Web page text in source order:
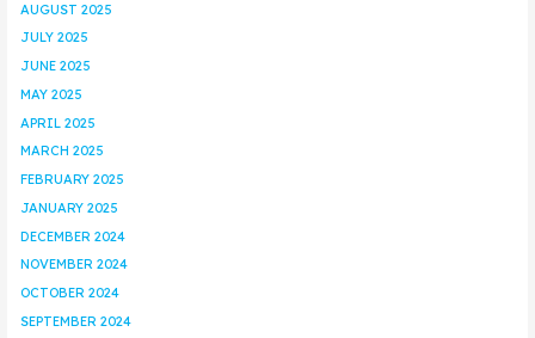
AUGUST 2025
JULY 2025
JUNE 2025
MAY 2025
APRIL 2025
MARCH 2025
FEBRUARY 2025
JANUARY 2025
DECEMBER 2024
NOVEMBER 2024
OCTOBER 2024
SEPTEMBER 2024